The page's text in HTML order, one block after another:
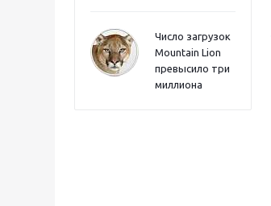
Число загрузок
Mountain Lion
превысило три
миллиона